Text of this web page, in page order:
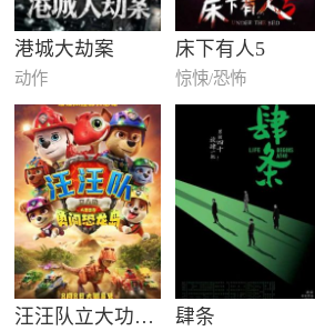
港城大劫案
动作
床下有人5
惊悚/恐怖
汪汪队立大功大电影3：勇闯恐龙…
肆条